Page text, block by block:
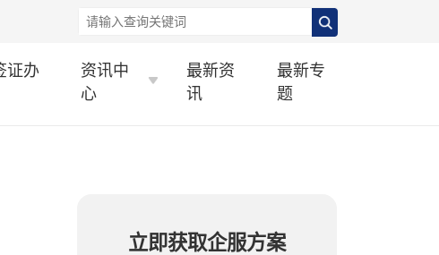
证办
资讯中
心
最新资
讯
最新专
题
立即获取企服方案